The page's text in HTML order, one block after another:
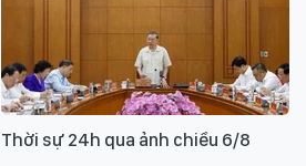
Thời sự 24h qua ảnh chiều 6/8